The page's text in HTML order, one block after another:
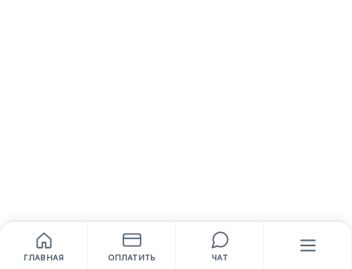
ГЛАВНАЯ ОПЛАТИТЬ ЧАТ